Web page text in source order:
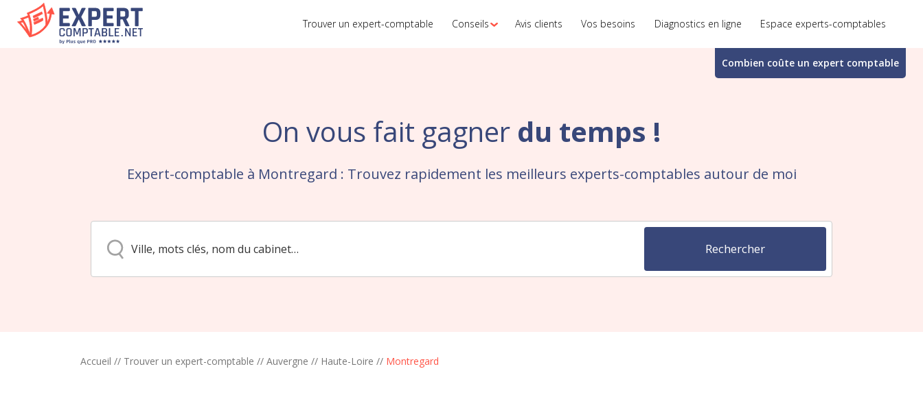
Trouver un expert-comptable Conseils Avis clients Vos besoins Diagnostics en ligne Espace experts-comptables
Combien coûte un expert comptable
On vous fait gagner du temps !
Expert-comptable à Montregard : Trouvez rapidement les meilleurs experts-comptables autour de moi
Accueil // Trouver un expert-comptable // Auvergne // Haute-Loire // Montregard